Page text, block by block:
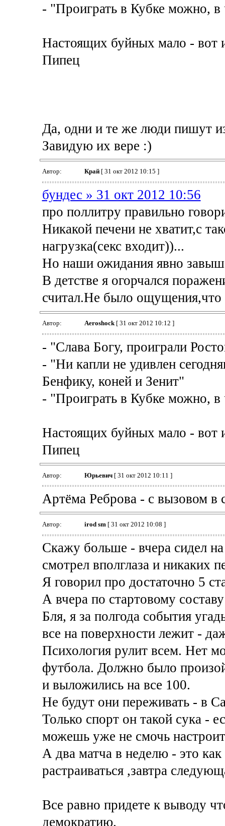
- "Проиграть в Кубке можно, в
Настоящих буйных мало - вот
Пипец
Да, одни и те же люди пишут
Завидую их вере :)
Автор: Край[ 31 окт 2012 10:15 ]
бундес » 31 окт 2012 10:56
про поллитру правильно
Никакой печени не хватит,с
нагрузка(секс входит))...
Но наши ожидания явно
В детстве я огорчался
считал.Не было
Автор: Aeroshock[ 31 окт 2012 10:12 ]
- "Слава Богу, проиграли
- "Ни капли не удивлен
Бенфику, коней и Зенит"
- "Проиграть в Кубке можно, в
Настоящих буйных мало - вот
Пипец
Автор: Юрьевич[ 31 окт 2012 10:11 ]
Артёма Реброва - с вызовом в
Автор: irod sm[ 31 окт 2012 10:08 ]
Скажу больше - вчера сидел
смотрел вполглаза и никаких
Я говорил про достаточно 5
А вчера по стартовому
Бля, я за полгода события
все на поверхности лежит -
Психология рулит всем. Нет
футбола. Должно было
и выложились на все 100.
Не будут они переживать - в
Только спорт он такой сука -
можешь уже не смочь
А два матча в неделю - это
растраиваться ,завтра
Все равно придете к выводу
демократию.